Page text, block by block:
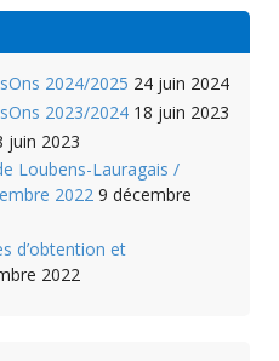
2024/2025 24 juin 2024
2023/2024 18 juin 2023
juin 2023
Loubens-Lauragais /
2022 9 décembre
d’obtention et
2022